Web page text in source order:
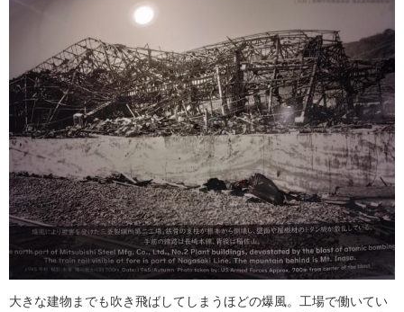
大きな建物までも吹き飛ばしてしまうほどの爆風。工場で働いてい